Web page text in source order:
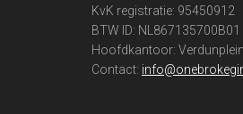
KvK registratie: 95450912
BTW ID: NL867135700B01
Hoofdkantoor:
Contact: